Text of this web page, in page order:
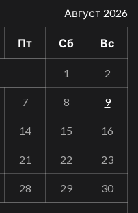
Август 2026
Пт Сб Вс
1 2
7 8 9
14 15 16
21 22 23
28 29 30